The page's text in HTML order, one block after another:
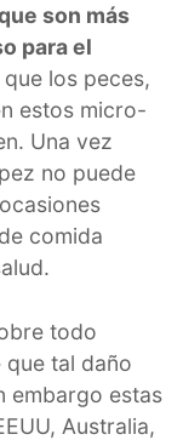
son más
para el
los peces,
estos micro-
Una vez
no puede
comida
todo
tal daño
embargo estas
Australia,